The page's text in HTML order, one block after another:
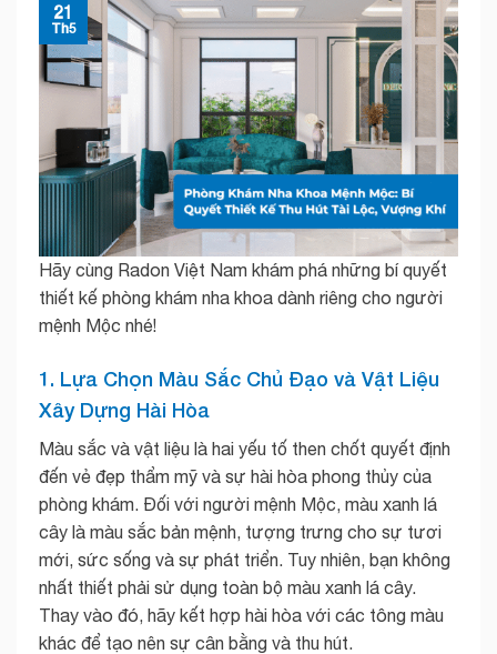
21
Th5
Hãy cùng Radon Việt Nam khám phá những bí quyết
thiết kế phòng khám nha khoa dành riêng cho người
mệnh Mộc nhé!
1. Lựa Chọn Màu Sắc Chủ Đạo và Vật Liệu
Xây Dựng Hài Hòa
Màu sắc và vật liệu là hai yếu tố then chốt quyết định
đến vẻ đẹp thẩm mỹ và sự hài hòa phong thủy của
phòng khám. Đối với người mệnh Mộc, màu xanh lá
cây là màu sắc bản mệnh, tượng trưng cho sự tươi
mới, sức sống và sự phát triển. Tuy nhiên, bạn không
nhất thiết phải sử dụng toàn bộ màu xanh lá cây.
Thay vào đó, hãy kết hợp hài hòa với các tông màu
khác để tạo nên sự cân bằng và thu hút.